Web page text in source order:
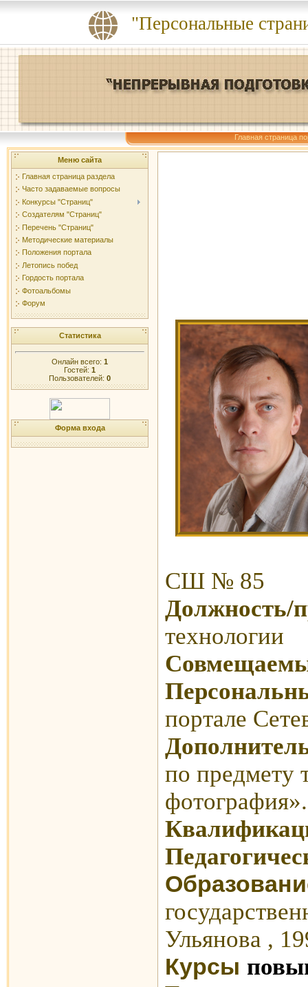
"Персональные
Главная страница
Меню сайта
Главная страница раздела
Часто задаваемые вопросы
Конкурсы "Страниц"
Создателям "Страниц"
Перечень "Страниц"
Методические материалы
Положения портала
Летопись побед
Гордость портала
Фотоальбомы
Форум
Статистика
Онлайн всего: 1
Гостей: 1
Пользователей: 0
Форма входа
СШ № 85
Должность/
технологии
портале
по предмету
фотография».
Ульянова ,
Курсы